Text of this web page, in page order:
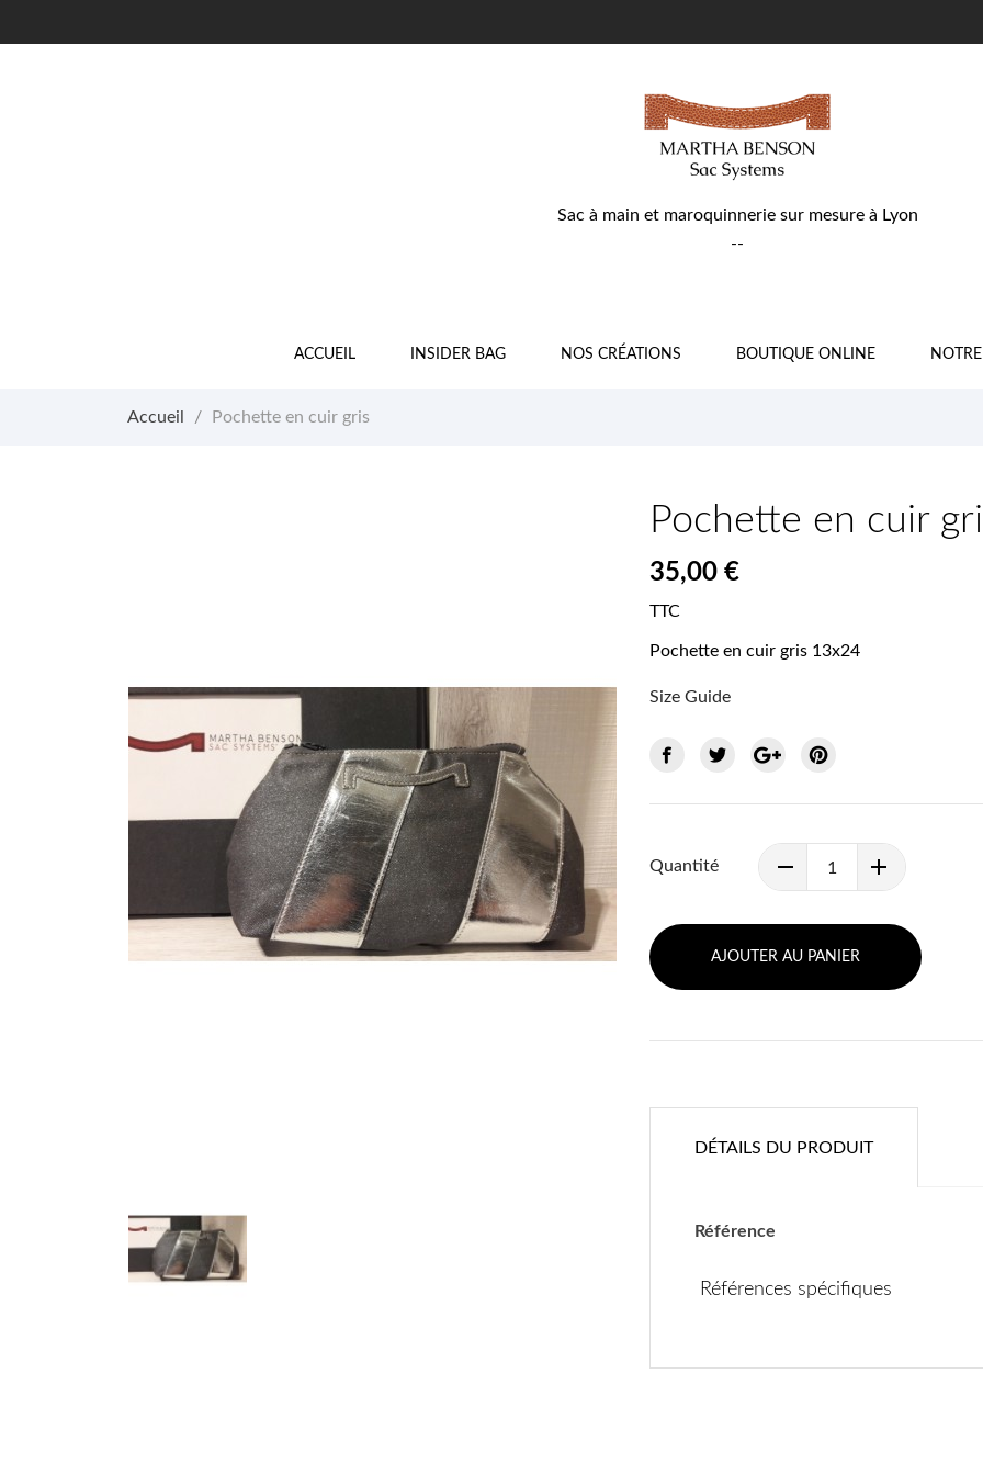
Sac à main et maroquinnerie sur mesure à Lyon
--
ACCUEIL INSIDER BAG NOS CRÉATIONS BOUTIQUE ONLINE
Accueil Pochette en cuir gris
Pochette en cuir
35,00 €
TTC
Pochette en cuir gris 13x24
Size Guide
Quantité
AJOUTER AU PANIER
DÉTAILS DU PRODUIT
Référence
Références spécifiques